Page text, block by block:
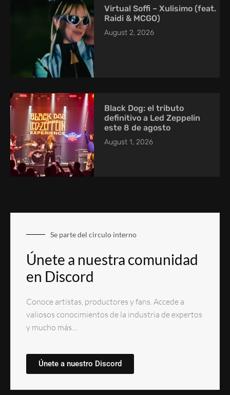
Virtual Soffi – Xulisimo (feat.
Raidi & MCGO)
August 2, 2026
Black Dog: el tributo
definitivo a Led Zeppelin
este 8 de agosto
August 1, 2026
Se parte del circulo interno
Únete a nuestra comunidad
en Discord
Conoce artistas, productores y fans. Accede a
valiosos conocimientos de la industria de expertos
y mucho más…
Únete a nuestro Discord